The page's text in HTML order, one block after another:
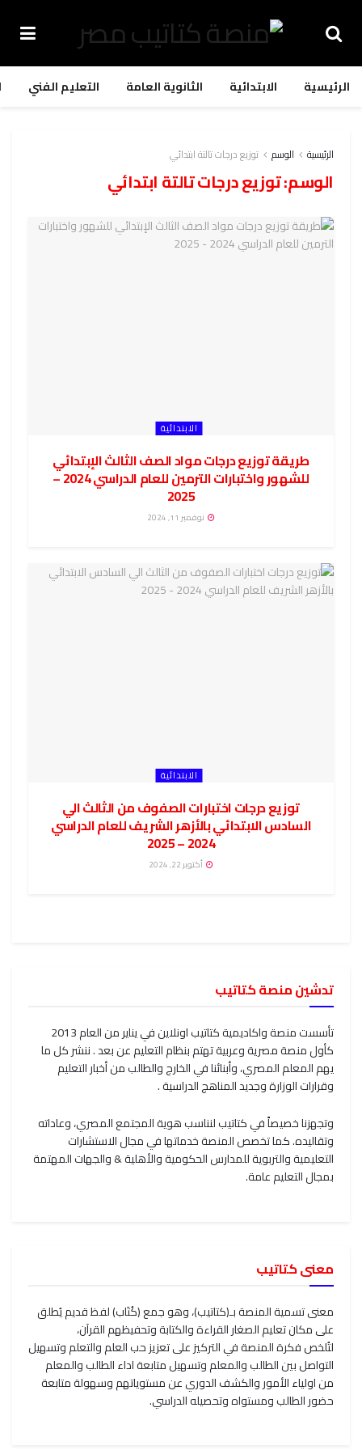
الرئيسية الابتدائية الثانوية العامة التعليم الفني
الرئيسية الوسم توزيع درجات تالتة ابتدائي
الوسم:توزيع درجات تالتة ابتدائي
الابتدائية
طريقة توزيع درجات مواد الصف الثالث الإبتدائي
للشهور واختبارات الترمين للعام الدراسي 2024 –
2025
نوفمبر 11, 2024
الابتدائية
توزيع درجات اختبارات الصفوف من الثالث الي
السادس الابتدائي بالأزهر الشريف للعام الدراسي
2024 – 2025
أكتوبر 22, 2024
تدشين منصة كتاتيب
تأسست منصة واكاديمية كتاتيب اونلاين في يناير من العام 2013
كأول منصة مصرية وعربية تهتم بنظام التعليم عن بعد . ننشر كل ما
يهم المعلم المصري، وأبنائنا في الخارج والطالب من أخبار التعليم
وقرارات الوزارة وجديد المناهج الدراسية .
وتجهزنا خصيصاً في كتاتيب لنناسب هوية المجتمع المصري، وعاداته
وتقاليده. كما تخصص المنصة خدماتها في مجال الاستشارات
التعليمية والتربوية للمدارس الحكومية والأهلية & والجهات المهتمة
بمجال التعليم عامة.
معنى كتاتيب
معنى تسمية المنصة بـ(كتاتيب)، وهو جمع (كُتَاب) لفظ قديم يُطلق
على مكان تعليم الصغار القراءة والكتابة وتحفيظهم القرآن،
لتُلخص فكرة المنصة في التركيز على تعزيز حب العلم والتعلم وتسهيل
التواصل بين الطالب والمعلم وتسهيل متابعة اداء الطالب والمعلم
من اولياء الأمور والكشف الدوري عن مستوياتهم وسهولة متابعة
حضور الطالب ومستواه وتحصيله الدراسي.